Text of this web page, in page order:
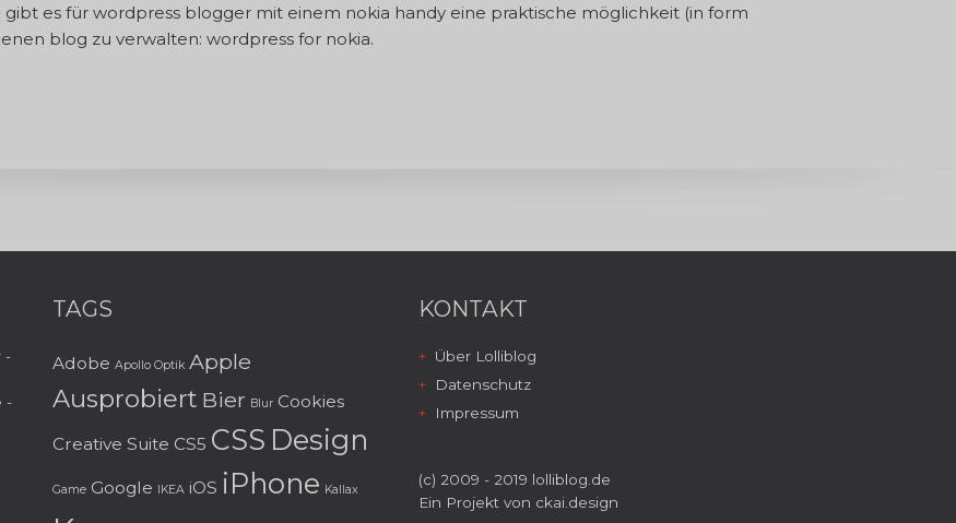
es für wordpress blogger mit einem nokia handy eine praktische möglichkeit (in form
blog zu verwalten: wordpress for nokia.
-
-
TAGS
Adobe Apollo Optik Apple
Ausprobiert Bier Blur Cookies
Creative Suite CS5 CSS Design
Game Google IKEA iOS iPhone Kallax
KONTAKT
Über Lolliblog
Datenschutz
Impressum
(c) 2009 - 2019 lolliblog.de
Ein Projekt von ckai.design